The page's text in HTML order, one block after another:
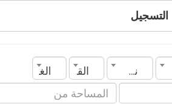
التسجيل
نوع العقار القسم
الغرف